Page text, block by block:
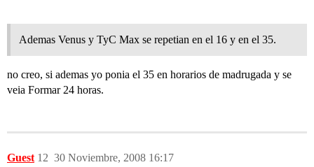
Ademas Venus y TyC Max se repetian en el 16 y en el 35.
no creo, si ademas yo ponia el 35 en horarios de madrugada y se
veia Formar 24 horas.
Guest 30 Noviembre, 2008 16:17
12